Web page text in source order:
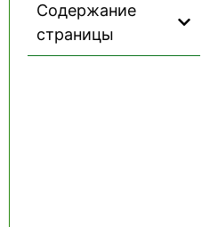
Содержание
страницы